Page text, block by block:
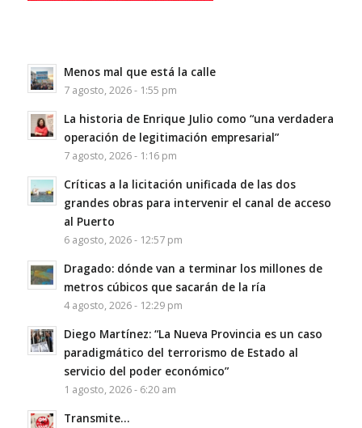
Menos mal que está la calle
7 agosto, 2026 - 1:55 pm
La historia de Enrique Julio como “una verdadera
operación de legitimación empresarial”
7 agosto, 2026 - 1:16 pm
Críticas a la licitación unificada de las dos
grandes obras para intervenir el canal de acceso
al Puerto
6 agosto, 2026 - 12:57 pm
Dragado: dónde van a terminar los millones de
metros cúbicos que sacarán de la ría
4 agosto, 2026 - 12:29 pm
Diego Martínez: “La Nueva Provincia es un caso
paradigmático del terrorismo de Estado al
servicio del poder económico”
1 agosto, 2026 - 6:20 am
Transmite…